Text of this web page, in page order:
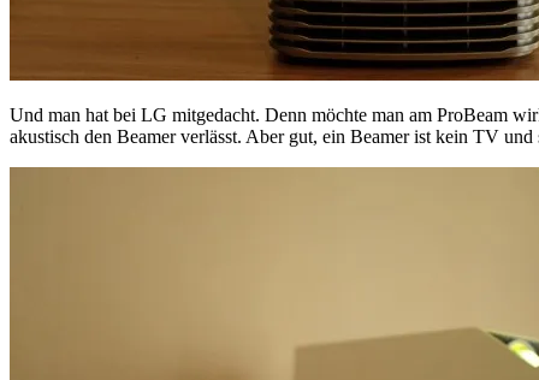
Und man hat bei LG mitgedacht. Denn möchte man am ProBeam
akustisch den Beamer verlässt. Aber gut, ein Beamer ist kein TV